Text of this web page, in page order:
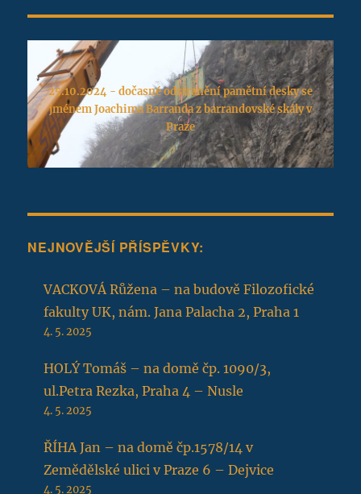
25.10.2024 - dočasné odstranění pamětní desky se
jménem Joachima Barranda z barrandovské skály v
Praze
NEJNOVĚJŠÍ PŘÍSPĚVKY:
VACKOVÁ Růžena – na budově Filozofické
fakulty UK, nám. Jana Palacha 2, Praha 1
4. 5. 2025
HOLÝ Tomáš – na domě čp. 1090/3,
ul.Petra Rezka, Praha 4 – Nusle
4. 5. 2025
ŘÍHA Jan – na domě čp.1578/14 v
Zemědělské ulici v Praze 6 – Dejvice
4. 5. 2025